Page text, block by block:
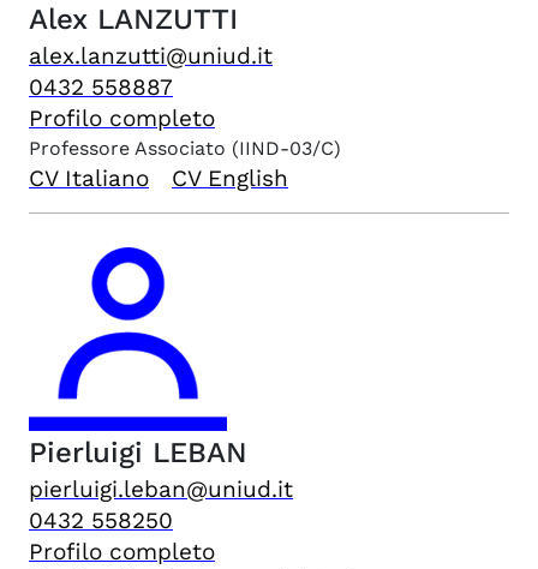
Alex LANZUTTI
alex.lanzutti@uniud.it
0432 558887
Profilo completo
Professore Associato (IIND-03/C)
CV Italiano CV English
Pierluigi LEBAN
pierluigi.leban@uniud.it
0432 558250
Profilo completo